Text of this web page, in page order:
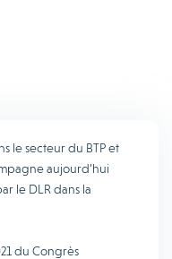
le secteur du BTP et
aujourd’hui
le DLR dans la
du Congrès